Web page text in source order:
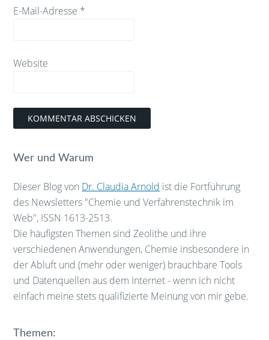
E-Mail-Adresse *
Website
Wer und Warum
Dieser Blog von Dr. Claudia Arnold ist die Fortführung
des Newsletters "Chemie und Verfahrenstechnik im
Web", ISSN 1613-2513.
Die häufigsten Themen sind Zeolithe und ihre
verschiedenen Anwendungen, Chemie insbesondere in
der Abluft und (mehr oder weniger) brauchbare Tools
und Datenquellen aus dem Internet - wenn ich nicht
einfach meine stets qualifizierte Meinung von mir gebe.
Themen: